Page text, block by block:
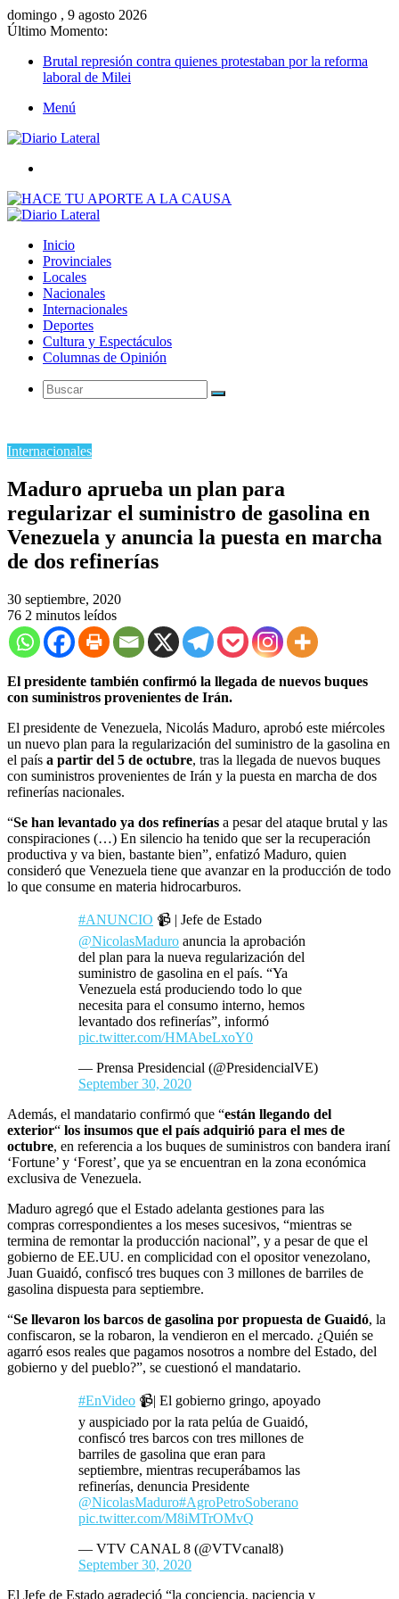
domingo , 9 agosto 2026
Último Momento:
Brutal represión contra quienes protestaban por la reforma
laboral de Milei
Menú
Inicio
Provinciales
Locales
Nacionales
Internacionales
Deportes
Cultura y Espectáculos
Columnas de Opinión
Buscar
Internacionales
Maduro aprueba un plan para
regularizar el suministro de gasolina en
Venezuela y anuncia la puesta en marcha
de dos refinerías
30 septiembre, 2020
76 2 minutos leídos
El presidente también confirmó la llegada de nuevos buques
con suministros provenientes de Irán.
El presidente de Venezuela, Nicolás Maduro, aprobó este miércoles
un nuevo plan para la regularización del suministro de la gasolina en
el país a partir del 5 de octubre, tras la llegada de nuevos buques
con suministros provenientes de Irán y la puesta en marcha de dos
refinerías nacionales.
“Se han levantado ya dos refinerías a pesar del ataque brutal y las
conspiraciones (…) En silencio ha tenido que ser la recuperación
productiva y va bien, bastante bien”, enfatizó Maduro, quien
consideró que Venezuela tiene que avanzar en la producción de todo
lo que consume en materia hidrocarburos.
#ANUNCIO 📹 | Jefe de Estado
@NicolasMaduro anuncia la aprobación
del plan para la nueva regularización del
suministro de gasolina en el país. “Ya
Venezuela está produciendo todo lo que
necesita para el consumo interno, hemos
levantado dos refinerías”, informó
pic.twitter.com/HMAbeLxoY0
— Prensa Presidencial (@PresidencialVE)
September 30, 2020
Además, el mandatario confirmó que “están llegando del
exterior“ los insumos que el país adquirió para el mes de
octubre, en referencia a los buques de suministros con bandera iraní
‘Fortune’ y ‘Forest’, que ya se encuentran en la zona económica
exclusiva de Venezuela.
Maduro agregó que el Estado adelanta gestiones para las
compras correspondientes a los meses sucesivos, “mientras se
termina de remontar la producción nacional”, y a pesar de que el
gobierno de EE.UU. en complicidad con el opositor venezolano,
Juan Guaidó, confiscó tres buques con 3 millones de barriles de
gasolina dispuesta para septiembre.
“Se llevaron los barcos de gasolina por propuesta de Guaidó, la
confiscaron, se la robaron, la vendieron en el mercado. ¿Quién se
agarró esos reales que pagamos nosotros a nombre del Estado, del
gobierno y del pueblo?”, se cuestionó el mandatario.
#EnVideo 📹| El gobierno gringo, apoyado
y auspiciado por la rata pelúa de Guaidó,
confiscó tres barcos con tres millones de
barriles de gasolina que eran para
septiembre, mientras recuperábamos las
refinerías, denuncia Presidente
@NicolasMaduro#AgroPetroSoberano
pic.twitter.com/M8iMTrOMvQ
— VTV CANAL 8 (@VTVcanal8)
September 30, 2020
El Jefe de Estado agradeció “la conciencia, paciencia y